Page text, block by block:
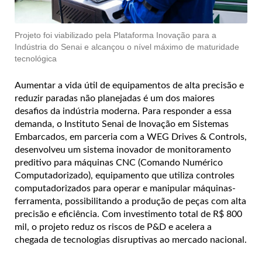
Projeto foi viabilizado pela Plataforma Inovação para a
Indústria do Senai e alcançou o nível máximo de maturidade
tecnológica
Aumentar a vida útil de equipamentos de alta precisão e
reduzir paradas não planejadas é um dos maiores
desafios da indústria moderna. Para responder a essa
demanda, o Instituto Senai de Inovação em Sistemas
Embarcados, em parceria com a WEG Drives & Controls,
desenvolveu um sistema inovador de monitoramento
preditivo para máquinas CNC (Comando Numérico
Computadorizado), equipamento que utiliza controles
computadorizados para operar e manipular máquinas-
ferramenta, possibilitando a produção de peças com alta
precisão e eficiência. Com investimento total de R$ 800
mil, o projeto reduz os riscos de P&D e acelera a
chegada de tecnologias disruptivas ao mercado nacional.